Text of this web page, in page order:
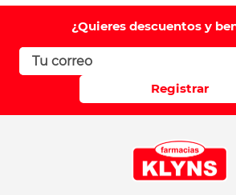
¿Quieres descuentos y
Registrar